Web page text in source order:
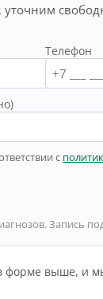
Телефон
с
Запись
форме выше, и